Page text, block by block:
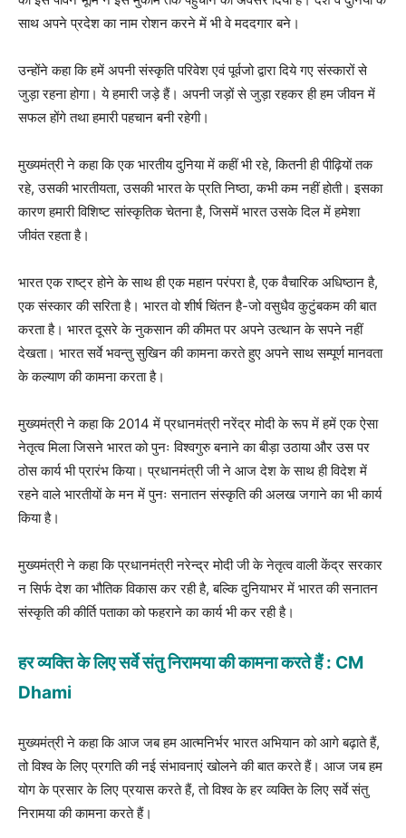
साथ अपने प्रदेश का नाम रोशन करने में भी वे मददगार बने।
उन्होंने कहा कि हमें अपनी संस्कृति परिवेश एवं पूर्वजो द्वारा दिये गए संस्कारों से
जुड़ा रहना होगा। ये हमारी जड़े हैं। अपनी जड़ों से जुड़ा रहकर ही हम जीवन में
सफल होंगे तथा हमारी पहचान बनी रहेगी।
मुख्यमंत्री ने कहा कि एक भारतीय दुनिया में कहीं भी रहे, कितनी ही पीढ़ियों तक
रहे, उसकी भारतीयता, उसकी भारत के प्रति निष्ठा, कभी कम नहीं होती। इसका
कारण हमारी विशिष्ट सांस्कृतिक चेतना है, जिसमें भारत उसके दिल में हमेशा
जीवंत रहता है।
भारत एक राष्ट्र होने के साथ ही एक महान परंपरा है, एक वैचारिक अधिष्ठान है,
एक संस्कार की सरिता है। भारत वो शीर्ष चिंतन है-जो वसुधैव कुटुंबकम की बात
करता है। भारत दूसरे के नुकसान की कीमत पर अपने उत्थान के सपने नहीं
देखता। भारत सर्वे भवन्तु सुखिन की कामना करते हुए अपने साथ सम्पूर्ण मानवता
के कल्याण की कामना करता है।
मुख्यमंत्री ने कहा कि 2014 में प्रधानमंत्री नरेंद्र मोदी के रूप में हमें एक ऐसा
नेतृत्व मिला जिसने भारत को पुनः विश्वगुरु बनाने का बीड़ा उठाया और उस पर
ठोस कार्य भी प्रारंभ किया। प्रधानमंत्री जी ने आज देश के साथ ही विदेश में
रहने वाले भारतीयों के मन में पुनः सनातन संस्कृति की अलख जगाने का भी कार्य
किया है।
मुख्यमंत्री ने कहा कि प्रधानमंत्री नरेन्द्र मोदी जी के नेतृत्व वाली केंद्र सरकार
न सिर्फ देश का भौतिक विकास कर रही है, बल्कि दुनियाभर में भारत की सनातन
संस्कृति की कीर्ति पताका को फहराने का कार्य भी कर रही है।
हर व्यक्ति के लिए सर्वे संतु निरामया की कामना करते हैं : CM
Dhami
मुख्यमंत्री ने कहा कि आज जब हम आत्मनिर्भर भारत अभियान को आगे बढ़ाते हैं,
तो विश्व के लिए प्रगति की नई संभावनाएं खोलने की बात करते हैं। आज जब हम
योग के प्रसार के लिए प्रयास करते हैं, तो विश्व के हर व्यक्ति के लिए सर्वे संतु
निरामया की कामना करते हैं।